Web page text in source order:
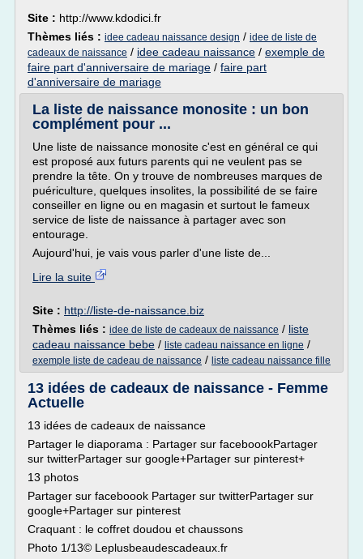
Site : http://www.kdodici.fr
Thèmes liés : idee cadeau naissance design / idee de liste de
cadeaux de naissance / idee cadeau naissance / exemple de
faire part d'anniversaire de mariage / faire part
d'anniversaire de mariage
La liste de naissance monosite : un bon
complément pour ...
Une liste de naissance monosite c'est en général ce qui
est proposé aux futurs parents qui ne veulent pas se
prendre la tête. On y trouve de nombreuses marques de
puériculture, quelques insolites, la possibilité de se faire
conseiller en ligne ou en magasin et surtout le fameux
service de liste de naissance à partager avec son
entourage.
Aujourd'hui, je vais vous parler d'une liste de...
Lire la suite
Site : http://liste-de-naissance.biz
Thèmes liés : idee de liste de cadeaux de naissance / liste
cadeau naissance bebe / liste cadeau naissance en ligne /
exemple liste de cadeau de naissance / liste cadeau naissance fille
13 idées de cadeaux de naissance - Femme
Actuelle
13 idées de cadeaux de naissance
Partager le diaporama : Partager sur faceboookPartager
sur twitterPartager sur google+Partager sur pinterest+
13 photos
Partager sur faceboook Partager sur twitterPartager sur
google+Partager sur pinterest
Craquant : le coffret doudou et chaussons
Photo 1/13© Leplusbeaudescadeaux.fr